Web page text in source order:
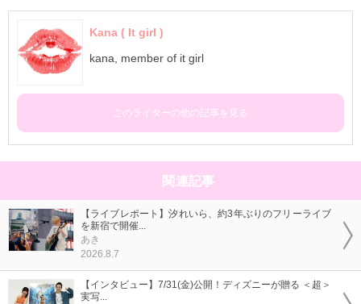
Kana ( It girl )
kana, member of it girl
このライターの他の記事を見る
関連記事
【ライブレポート】汐れいら、約3年ぶりのフリーライブ
を新宿で開催...
あき
2026.8.7
【インタビュー】7/31(金)公開！ディズニーが贈る ＜超＞
実写...